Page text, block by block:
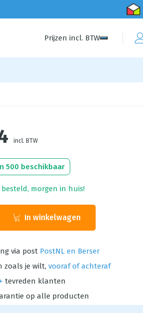
Prijzen incl. BTW
incl. BTW
500 beschikbaar
besteld, morgen in huis!
In winkelwagen
via post PostNL en Berser
zoals je wilt, vooraf of achteraf
tevreden klanten
op alle producten